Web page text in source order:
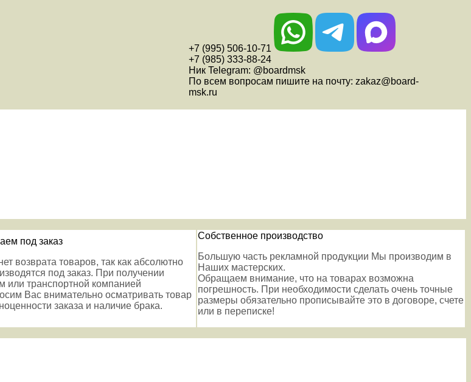
+7 (995) 506-10-71
+7 (985) 333-88-24
Ник Telegram: @boardmsk
По всем вопросам пишите на почту: zakaz@board-
msk.ru
под заказ
возврата товаров, так как абсолютно
под заказ. При получении
или транспортной компанией
Вас внимательно осматривать товар
заказа и наличие брака.
Собственное производство
Большую часть рекламной продукции Мы производим в
Наших мастерских.
Обращаем внимание, что на товарах возможна
погрешность. При необходимости сделать очень точные
размеры обязательно прописывайте это в договоре, счете
или в переписке!